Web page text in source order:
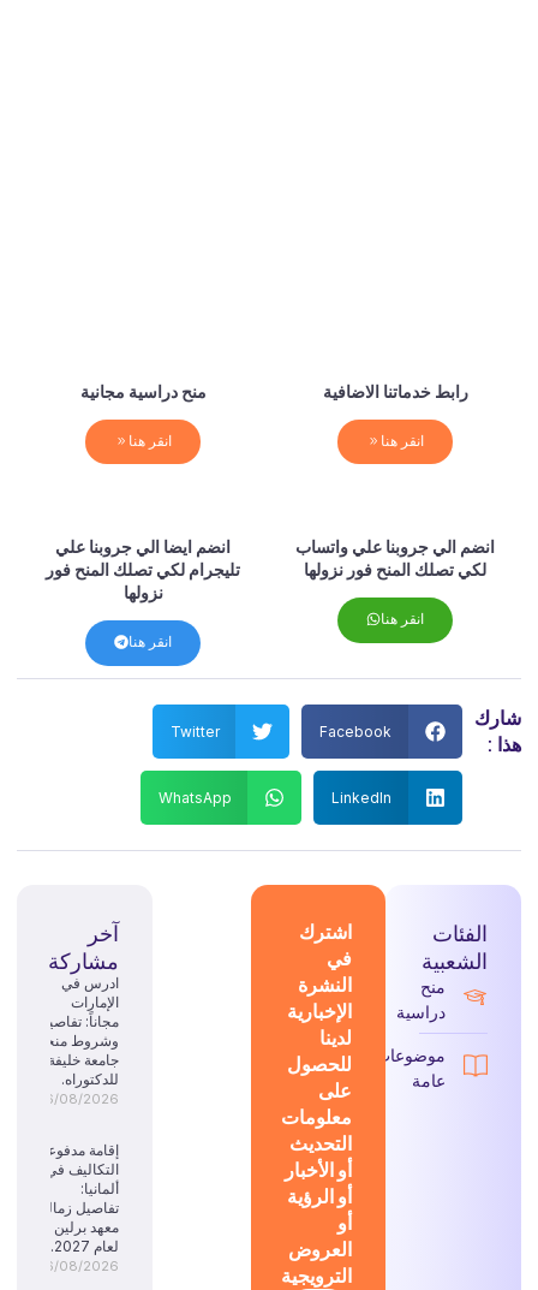
رابط خدماتنا الاضافية
انقر هنا
منح دراسية مجانية
انقر هنا
انضم الي جروبنا علي واتساب
لكي تصلك المنح فور نزولها
انقر هنا
انضم ايضا الي جروبنا علي
تليجرام لكي تصلك المنح فور
نزولها
انقر هنا
شارك
هذا :
Facebook
Twitter
LinkedIn
WhatsApp
الفئات
الشعبية
منح
دراسية
موضوعات
عامة
اشترك
في
النشرة
الإخبارية
لدينا
للحصول
على
معلومات
التحديث
أو الأخبار
أو الرؤية
أو
العروض
الترويجية
آخر
مشاركة
ادرس في
الإمارات
مجاناً: تفاصيل
وشروط منحة
جامعة خليفة
للدكتوراه.
06/08/2026
إقامة مدفوعة
التكاليف في
ألمانيا:
تفاصيل زمالة
معهد برلين
لعام 2027.
06/08/2026